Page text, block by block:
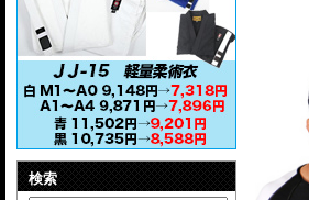
検索